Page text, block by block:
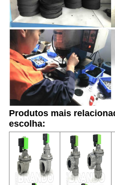
Produtos mais
escolha: